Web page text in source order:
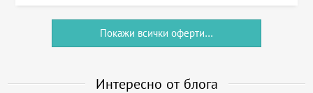
Покажи всички оферти...
Интересно от блога